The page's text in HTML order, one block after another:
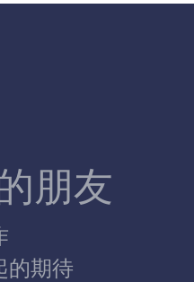
朋友
的期待